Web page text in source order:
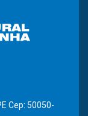
Cep: 50050-